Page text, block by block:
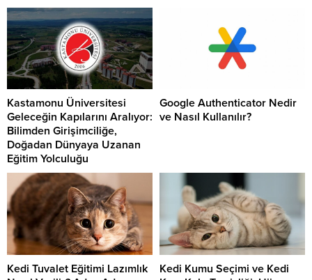
Kastamonu Üniversitesi
Geleceğin Kapılarını Aralıyor:
Bilimden Girişimciliğe,
Doğadan Dünyaya Uzanan
Eğitim Yolculuğu
Google Authenticator Nedir
ve Nasıl Kullanılır?
Kedi Tuvalet Eğitimi Lazımlık
Kedi Kumu Seçimi ve Kedi